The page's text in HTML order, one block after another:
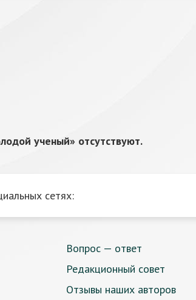
ученый» отсутствуют.
сетях:
Вопрос — ответ
Редакционный совет
Отзывы наших авторов